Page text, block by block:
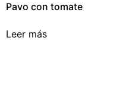
Pavo con tomate
Leer más